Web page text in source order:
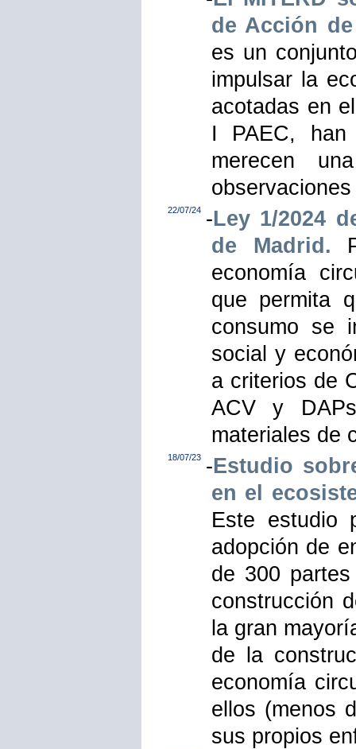
de Acción
es un
impulsar la
acotadas en
I PAEC, han
merecen
22/07/24 -Ley 1/2024
de Madrid.
economía
que permita
consumo se
social y
a criterios de
ACV y
materiales de
18/07/23 -Estudio
en el
Este estudio
adopción de
de 300
construcción
la gran
de la
economía
ellos (menos
sus propios